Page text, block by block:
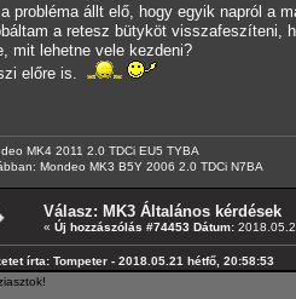
probléma állt elő, hogy egyik napról a
a retesz bütyköt visszafeszíteni,
mit lehetne vele kezdeni?
előre is.
MK4 2011 2.0 TDCi EU5 TYBA
Mondeo MK3 B5Y 2006 2.0 TDCi N7BA
Válasz: MK3 Általános kérdések
« Új hozzászólás #74453 Dátum:
írta: Tompeter - 2018.05.21 hétfő, 20:58:53